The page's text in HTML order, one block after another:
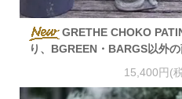
GRETHE CHOKO
り、BGREEN・BARGS以外
15,400円(